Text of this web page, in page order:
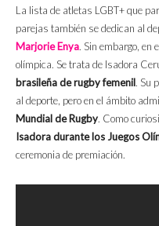
La lista de atletas LGBT+ que
parejas también se dedican al
Marjorie Enya. Sin embargo, en
olímpica. Se trata de Isadora
brasileña de rugby femenil. Su
al deporte, pero en el ámbito
Mundial de Rugby. Como
Isadora durante los Juegos
ceremonia de premiación.